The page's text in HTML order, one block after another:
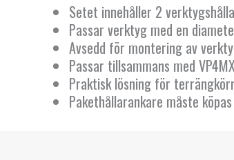
Setet innehåller 2
Passar verktyg med en
Avsedd för montering av
Passar tillsammans med
Praktisk lösning för
Pakethållarankare måste